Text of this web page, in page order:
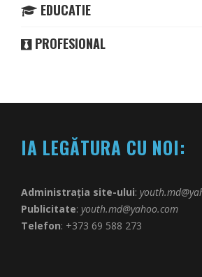
EDUCATIE
PROFESIONAL
IA LEGĂTURA CU NOI:
Administrația site-ului:
Publicitate: youth.md@yahoo.com
Telefon: +373 69 588 273